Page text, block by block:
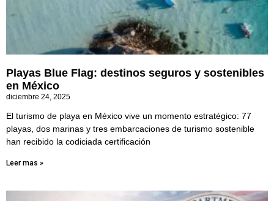
Playas Blue Flag: destinos seguros y sostenibles
en México
diciembre 24, 2025
El turismo de playa en México vive un momento estratégico: 77
playas, dos marinas y tres embarcaciones de turismo sostenible
han recibido la codiciada certificación
Leer mas »